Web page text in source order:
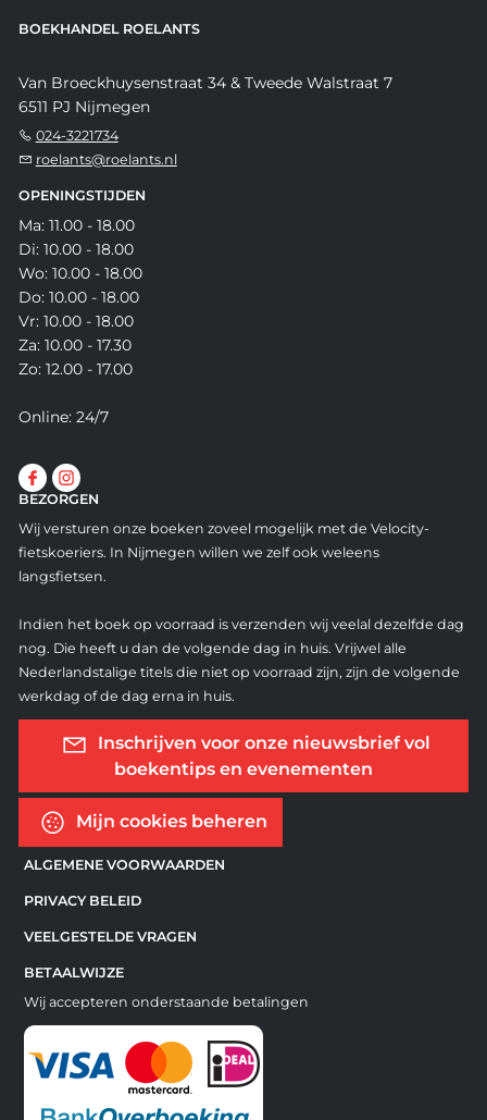
BOEKHANDEL ROELANTS
Van Broeckhuysenstraat 34 & Tweede Walstraat 7
6511 PJ Nijmegen
024-3221734
roelants@roelants.nl
OPENINGSTIJDEN
Ma: 11.00 - 18.00
Di: 10.00 - 18.00
Wo: 10.00 - 18.00
Do: 10.00 - 18.00
Vr: 10.00 - 18.00
Za: 10.00 - 17.30
Zo: 12.00 - 17.00
Online: 24/7
BEZORGEN
Wij versturen onze boeken zoveel mogelijk met de Velocity-
fietskoeriers. In Nijmegen willen we zelf ook weleens
langsfietsen.
Indien het boek op voorraad is verzenden wij veelal dezelfde dag
nog. Die heeft u dan de volgende dag in huis. Vrijwel alle
Nederlandstalige titels die niet op voorraad zijn, zijn de volgende
werkdag of de dag erna in huis.
Inschrijven voor onze nieuwsbrief vol
boekentips en evenementen
Mijn cookies beheren
ALGEMENE VOORWAARDEN
PRIVACY BELEID
VEELGESTELDE VRAGEN
BETAALWIJZE
Wij accepteren onderstaande betalingen